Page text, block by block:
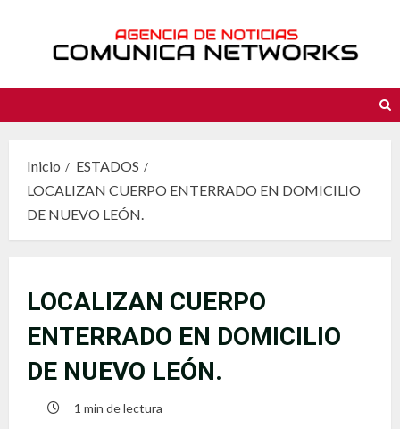
contenido
Inicio
ESTADOS
LOCALIZAN CUERPO ENTERRADO EN DOMICILIO
DE NUEVO LEÓN.
LOCALIZAN CUERPO
ENTERRADO EN DOMICILIO
DE NUEVO LEÓN.
1 min de lectura